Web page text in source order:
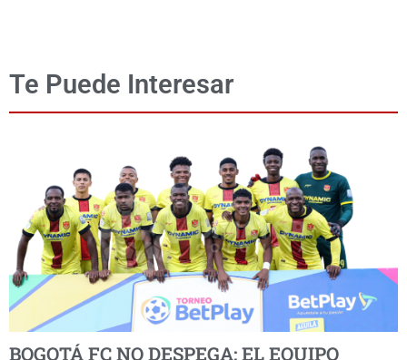
Te Puede Interesar
BOGOTÁ FC NO DESPEGA: EL EQUIPO